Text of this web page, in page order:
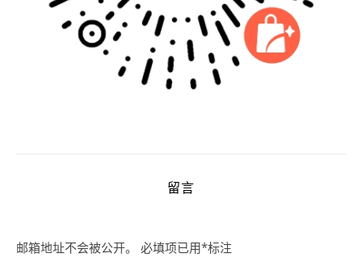
留言
邮箱地址不会被公开。 必填项已用*标注